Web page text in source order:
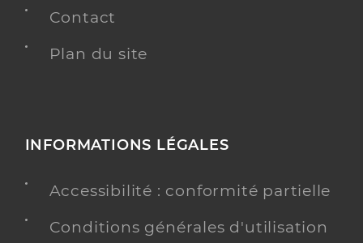
Contact
Plan du site
INFORMATIONS LÉGALES
Accessibilité : conformité partielle
Conditions générales d'utilisation